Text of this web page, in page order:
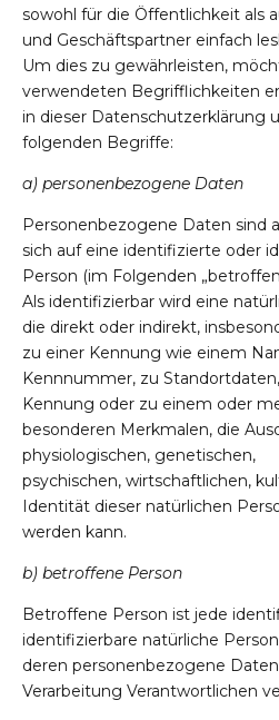
sowohl für die Öffentlichkeit als
und Geschäftspartner einfach
Um dies zu gewährleisten,
verwendeten Begrifflichkeiten
in dieser Datenschutzerklärung
folgenden Begriffe:
a) personenbezogene Daten
Personenbezogene Daten sind
sich auf eine identifizierte oder
Person (im Folgenden
Als identifizierbar wird eine
die direkt oder indirekt,
zu einer Kennung wie einem
Kennnummer, zu
Kennung oder zu einem oder
besonderen Merkmalen, die
physiologischen, genetischen,
psychischen, wirtschaftlichen,
Identität dieser natürlichen
werden kann.
b) betroffene Person
Betroffene Person ist jede
identifizierbare natürliche
deren personenbezogene
Verarbeitung Verantwortlichen